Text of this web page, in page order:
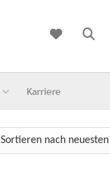
Karriere